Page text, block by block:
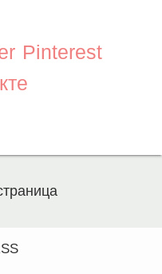
Pinterest